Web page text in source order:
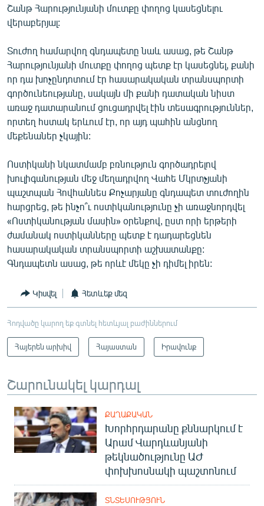
Շանթ Հարությունյանի մուտքը փողոց կասեցնելու
վերաբերյալ:
Տուժող համարվող գնդապետը նաև ասաց, թե Շանթ
Հարությունյանի մուտքը փողոց պետք էր կասեցնել, քանի
որ դա խոչընդոտում էր հասարակական տրանսպորտի
գործունեությանը, սակայն մի քանի դատական նիստ
առաջ դատարանում ցուցադրվել էին տեսագրություններ,
որտեղ հստակ երևում էր, որ այդ պահին անցնող
մեքենաներ չկային:
Ոստիկանի նկատմամբ բռնություն գործադրելով
խուլիգանության մեջ մեղադրվող Վահե Մկրտչյանի
պաշտպան Հովհաննես Քոչարյանը գնդապետ տուժողին
հարցրեց, թե ինչո՞ւ ոստիկանությունը չի առաջնորդվել
«Ոստիկանության մասին» օրենքով, ըստ որի երթերի
ժամանակ ոստիկանները պետք է դադարեցնեն
հասարակական տրանսպորտի աշխատանքը:
Գնդապետն ասաց, թե որևէ մեկը չի դիմել իրեն:
Կիսվել Հետևեք մեզ
Հոդվածը կարող եք գտնել հետևյալ բաժիններում
Հայերեն արխիվ Հայաստան Իրավունք
Շարունակել կարդալ
ՔԱՂԱՔԱԿԱՆ
Խորհրդարանը քննարկում է
Արամ Վարդևանյանի
թեկնածությունը ԱԺ
փոխխոսնակի պաշտոնում
ՏՆՏԵՍՈՒԹՅՈՒՆ